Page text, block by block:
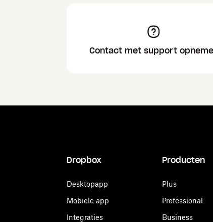
Contact met support
Dropbox
Desktopapp
Mobiele app
Integraties
Producten
Plus
Professional
Business